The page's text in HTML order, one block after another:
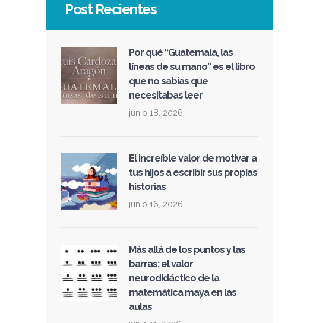
Post Recientes
Por qué “Guatemala, las
líneas de su mano” es el libro
que no sabías que
necesitabas leer
junio 18, 2026
El increíble valor de motivar a
tus hijos a escribir sus propias
historias
junio 16, 2026
Más allá de los puntos y las
barras: el valor
neurodidáctico de la
matemática maya en las
aulas